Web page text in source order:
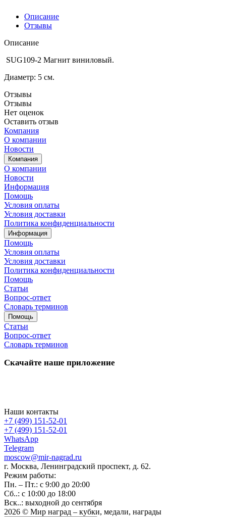
Описание
Отзывы
Описание
SUG109-2 Магнит виниловый.
Диаметр: 5 см.
Отзывы
Отзывы
Нет оценок
Оставить отзыв
Компания
О компании
Новости
Компания
О компании
Новости
Информация
Помощь
Условия оплаты
Условия доставки
Политика конфиденциальности
Информация
Помощь
Условия оплаты
Условия доставки
Политика конфиденциальности
Помощь
Статьи
Вопрос-ответ
Словарь терминов
Помощь
Статьи
Вопрос-ответ
Словарь терминов
Скачайте наше приложение
Наши контакты
+7 (499) 151-52-01
+7 (499) 151-52-01
WhatsApp
Telegram
moscow@mir-nagrad.ru
г. Москва, Ленинградский проспект, д. 62.
Режим работы:
Пн. – Пт.: с 9:00 до 20:00
Сб..: с 10:00 до 18:00
Вск..: выходной до сентября
2026 © Мир наград – кубки, медали, награды